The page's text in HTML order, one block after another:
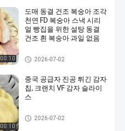
00:10
도매 동결 건조 복숭아 조각
천연 FD 복숭아 스낵 시리
얼 빵집을 위한 설탕 동결
건조 흰 복숭아 과일 없음
과일 과 채소 간식
2026-07-02
00:10
중국 공급자 진공 튀긴 감자
칩, 크랜치 VF 감자 슬라이
스
과일 과 채소 간식
2026-07-02